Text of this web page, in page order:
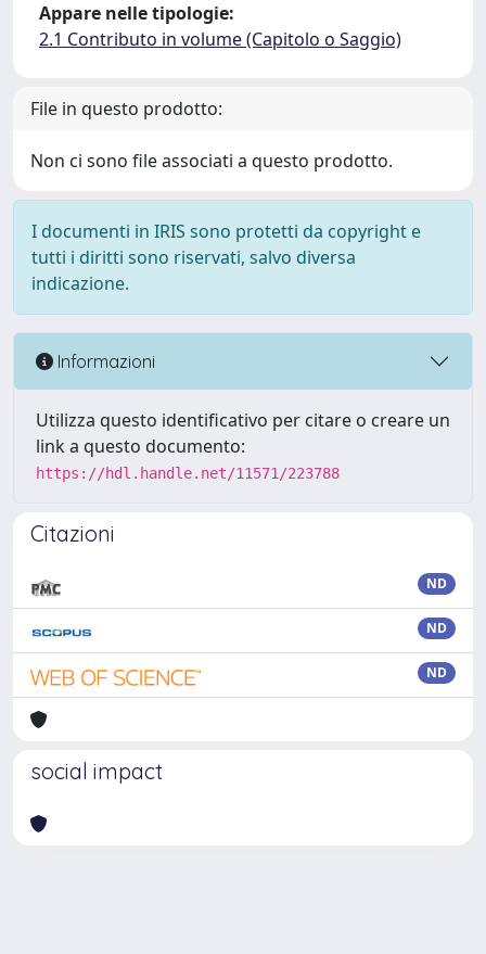
Appare nelle tipologie:
2.1 Contributo in volume (Capitolo o Saggio)
File in questo prodotto:
Non ci sono file associati a questo prodotto.
I documenti in IRIS sono protetti da copyright e
tutti i diritti sono riservati, salvo diversa
indicazione.
Informazioni
Utilizza questo identificativo per citare o creare un
link a questo documento:
https://hdl.handle.net/11571/223788
Citazioni
ND
ND
ND
social impact